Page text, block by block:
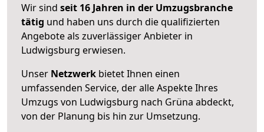
Wir sind seit 16 Jahren in der Umzugsbranche
tätig und haben uns durch die qualifizierten
Angebote als zuverlässiger Anbieter in
Ludwigsburg erwiesen.
Unser Netzwerk bietet Ihnen einen
umfassenden Service, der alle Aspekte Ihres
Umzugs von Ludwigsburg nach Grüna abdeckt,
von der Planung bis hin zur Umsetzung.